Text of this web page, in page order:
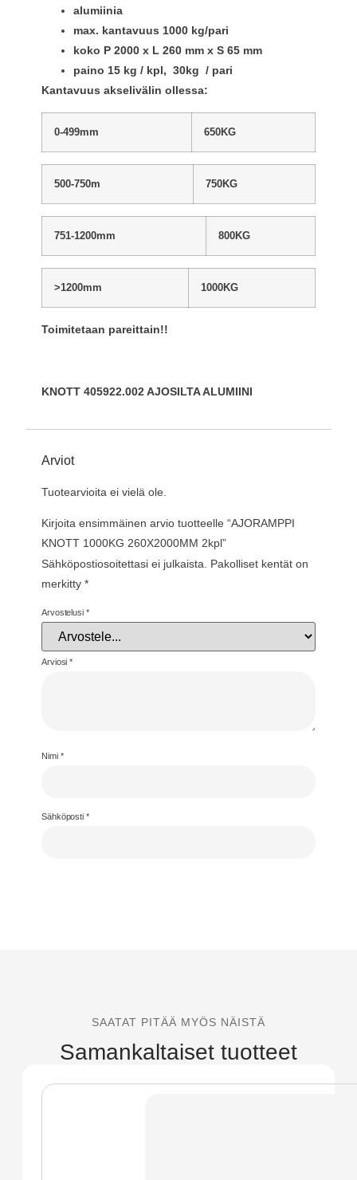
alumiinia
max. kantavuus 1000 kg/pari
koko P 2000 x L 260 mm x S 65 mm
paino 15 kg / kpl, 30kg / pari
Kantavuus akselivälin ollessa:
0-499mm 650KG
500-750m 750KG
751-1200mm 800KG
>1200mm 1000KG
Toimitetaan pareittain!!
KNOTT 405922.002 AJOSILTA ALUMIINI
Arviot
Tuotearvioita ei vielä ole.
Kirjoita ensimmäinen arvio tuotteelle “AJORAMPPI
KNOTT 1000KG 260X2000MM 2kpl”
Sähköpostiosoitettasi ei julkaista.
Pakolliset kentät on
merkitty *
Arvostelusi *
Arviosi*
Nimi *
Sähköposti *
SAATAT PITÄÄ MYÖS NÄISTÄ
Samankaltaiset tuotteet